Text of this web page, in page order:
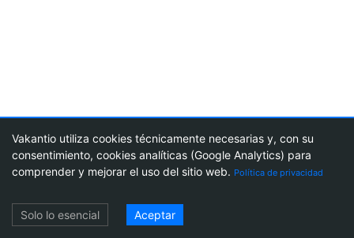
2 59
Vakantio utiliza cookies técnicamente necesarias y, con su
consentimiento, cookies analíticas (Google Analytics) para
comprender y mejorar el uso del sitio web. Política de privacidad
Solo lo esencial Aceptar